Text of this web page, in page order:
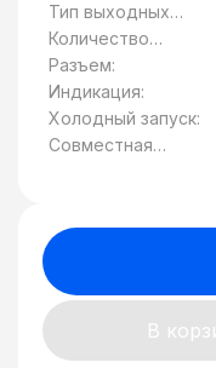
Тип выходных
розеток:
Количество
розеток с
батареи:
Разъем:
Индикация:
Холодный запуск:
Совместная
В